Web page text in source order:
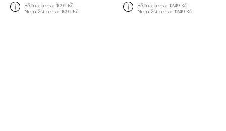
Běžná cena: 1099 Kč
Nejnižší cena: 1099 Kč
Běžná cena: 1249 Kč
Nejnižší cena: 1249 Kč